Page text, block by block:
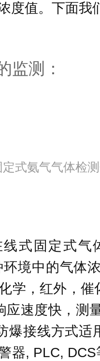
度值。下面我
监测：
式氨气气体检
式固定式气
境中的气体
学，红外，
应速度快，测
爆接线方式适
器, PLC,